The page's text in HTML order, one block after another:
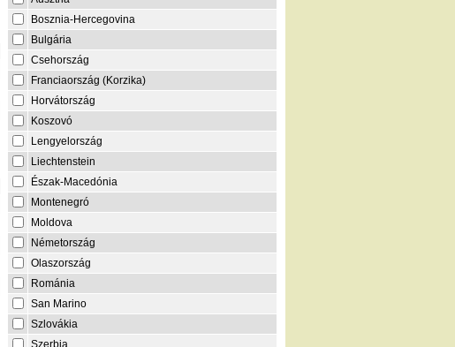
Bosznia-Hercegovina
Bulgária
Csehország
Franciaország (Korzika)
Horvátország
Koszovó
Lengyelország
Liechtenstein
Észak-Macedónia
Montenegró
Moldova
Németország
Olaszország
Románia
San Marino
Szlovákia
Szerbia